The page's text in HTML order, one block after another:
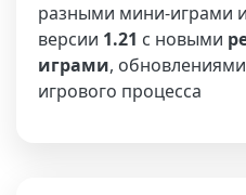
разными мини-играми
версии 1.21 с новыми
играми,
игрового процесса